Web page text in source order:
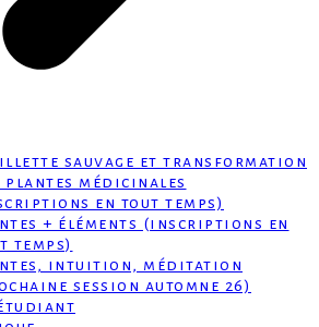
sauvage et transformation
plantes médicinales
en tout temps)
+ éléments (inscriptions en
temps)
intuition, méditation
session automne 26)